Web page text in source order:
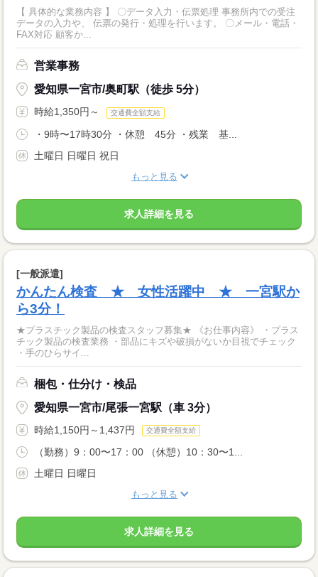
【 具体的な業務内容 】 〇データ入力・伝票処理 事務所内での受注
データの入力や、 伝票の発行・処理を行います。 〇メール・電話・
FAX対応 顧客か...
営業事務
愛知県一宮市/奥町駅（徒歩 5分）
時給1,350円～ 交通費全額支給
・9時〜17時30分 ・休憩 45分 ・残業 基...
土曜日 日曜日 祝日
もっと見る
求人詳細を見る
[一般派遣]
かんたん検査 ★ 女性活躍中 ★ 一宮駅か
ら3分！
★プラスチック製品の検査スタッフ募集★ 《お仕事内容》 ・プラス
チック製品の検査業務 ・部品にキズや破損がないか目視でチェック
・手のひらサイ...
梱包・仕分け・検品
愛知県一宮市/尾張一宮駅（車 3分）
時給1,150円～1,437円 交通費全額支給
（勤務）9：00〜17：00 （休憩）10：30〜1...
土曜日 日曜日
もっと見る
求人詳細を見る